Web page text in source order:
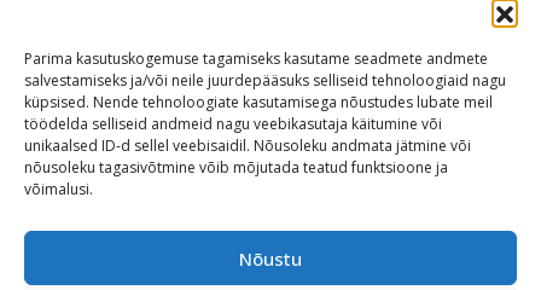
Parima kasutuskogemuse tagamiseks kasutame seadmete andmete
salvestamiseks ja/või neile juurdepääsuks selliseid tehnoloogiaid nagu
küpsised. Nende tehnoloogiate kasutamisega nõustudes lubate meil
töödelda selliseid andmeid nagu veebikasutaja käitumine või
unikaalsed ID-d sellel veebisaidil. Nõusoleku andmata jätmine või
nõusoleku tagasivõtmine võib mõjutada teatud funktsioone ja
võimalusi.
Nõustu
Maitseelamused
Vaatamisväärsused
Visit Tallinn
Turismiprofessionaalile